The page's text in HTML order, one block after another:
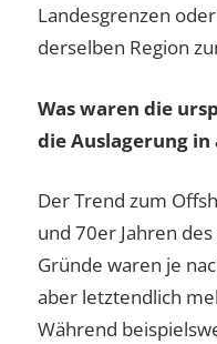
Landesgrenzen
derselben Region
Was waren die
die Auslagerung in
Der Trend zum
und 70er Jahren
Gründe waren je
aber letztendlich
Während